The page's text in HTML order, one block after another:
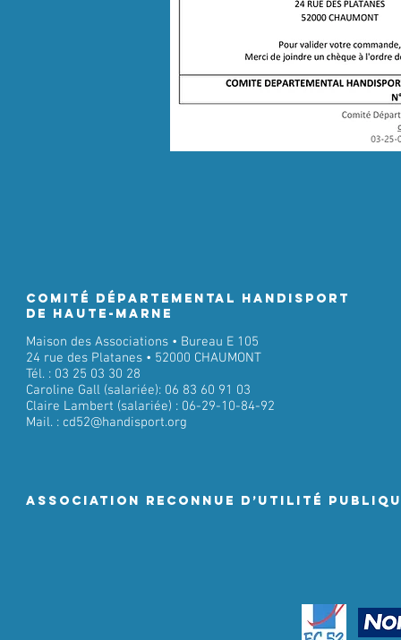
Comité Départemental Handisport
de Haute-Marne
Maison des Associations • Bureau E 105
24 rue des Platanes • 52000 CHAUMONT
Tél. : 03 25 03 30 28
Caroline Gall (salariée): 06 83 60 91 03
Claire Lambert (salariée) : 06-29-10-84-92
Mail. : cd52@handisport.org
ASSociation RECONNUE D’UTILITÉ